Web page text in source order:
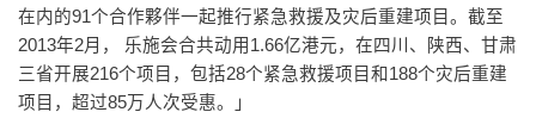
在内的91个合作夥伴一起推行紧急救援及灾后重建项目。截至
2013年2月， 乐施会合共动用1.66亿港元，在四川、陕西、甘肃
三省开展216个项目，包括28个紧急救援项目和188个灾后重建
项目，超过85万人次受惠。」